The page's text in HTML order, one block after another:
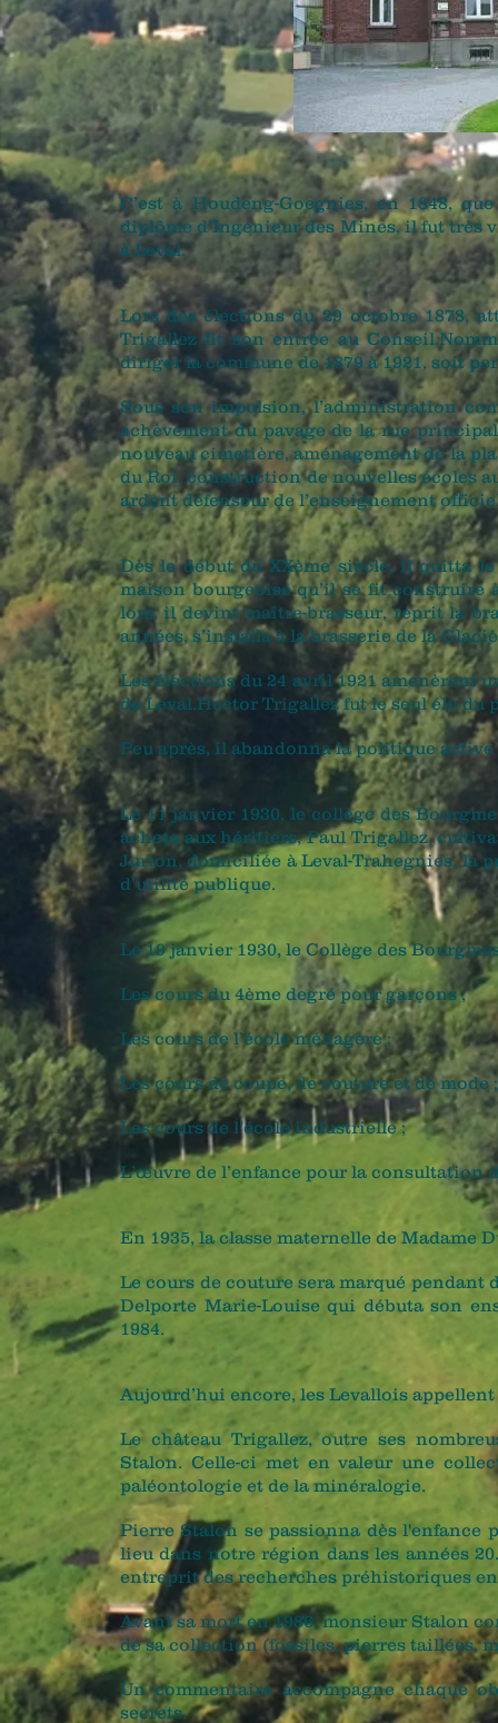
C’est à Houdeng-Goegnies, en 1848,
diplôme d’Ingénieur des Mines, il fut très
à Leval.
Lors des élections du 29 octobre 1878,
Trigallez fit son entrée au
diriger la commune de 1879 à 1921, soit
Sous son impulsion, l’administration
achèvement du pavage de la rue
nouveau cimetière, aménagement de la
du Roi, construction de nouvelles écoles
ardent défenseur de l’enseignement
Dès le début du XXème siècle, il quitta
maison bourgeoise qu’il se fit construire
lors, il devint maître-brasseur, reprit la
années, s’installa à la brasserie de la
Les élections du 24 avril 1921 amenèrent
de Leval.Hector Trigallez fut le seul élu du
Peu après, il abandonna la politique active
Le 11 janvier 1930, le collège des
acheta aux héritiers, Paul Trigallez,
Jurion, domiciliée à Leval-Trahegnies, la
d’utilité publique.
Le 19 janvier 1930, le Collège des
Les cours du 4ème degré pour garçons ;
Les cours de l’école ménagère ;
Les cours de coupe, de couture et de mode ;
Les cours de l’école industrielle ;
L’œuvre de l’enfance pour la consultation
En 1935, la classe maternelle de Madame
Le cours de couture sera marqué pendant
Delporte Marie-Louise qui débuta son
1984.
Aujourd’hui encore, les Levallois
Le château Trigallez, outre ses
Stalon. Celle-ci met en valeur une
paléontologie et de la minéralogie.
Pierre Stalon se passionna dès l'enfance
lieu dans notre région dans les années
entreprit des recherches préhistoriques
Avant sa mort en 1986, monsieur Stalon
de sa collection (fossiles, pierres taillées,
Un commentaire accompagne chaque
secrets.